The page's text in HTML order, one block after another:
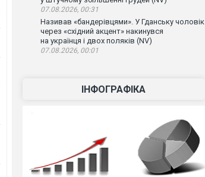
07.08.2026, 00:31
Називав «бандерівцями». У Гданську чоловік
через «східний акцент» накинувся
на українця і двох поляків (NV)
07.08.2026, 00:01
ІНФОГРАФІКА